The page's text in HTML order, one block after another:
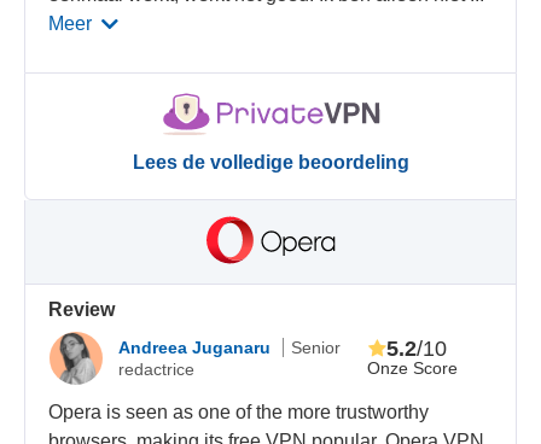
Meer
Lees de volledige beoordeling
Review
Andreea Juganaru
Senior
redactrice
Onze Score
5.2/10
Opera is seen as one of the more trustworthy